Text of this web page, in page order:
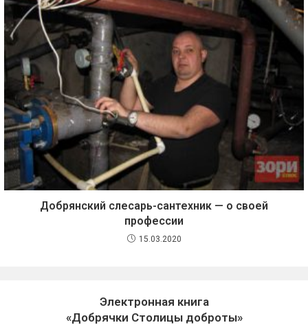
Добрянский слесарь-сантехник — о своей
профессии
15.03.2020
Электронная книга
«Добрячки Столицы доброты»